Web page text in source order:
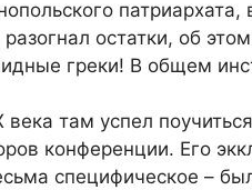
остатки, об
греки! В общем
там успел
конференции. Его
специфическое –